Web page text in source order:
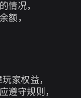
情况，
额，
家权益，
遵守规则，